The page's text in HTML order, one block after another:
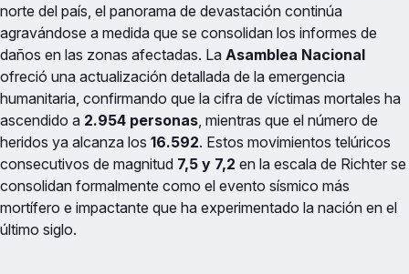
norte del país, el panorama de devastación continúa
agravándose a medida que se consolidan los informes de
daños en las zonas afectadas. La Asamblea Nacional
ofreció una actualización detallada de la emergencia
humanitaria, confirmando que la cifra de víctimas mortales ha
ascendido a 2.954 personas, mientras que el número de
heridos ya alcanza los 16.592. Estos movimientos telúricos
consecutivos de magnitud 7,5 y 7,2 en la escala de Richter se
consolidan formalmente como el evento sísmico más
mortífero e impactante que ha experimentado la nación en el
último siglo.